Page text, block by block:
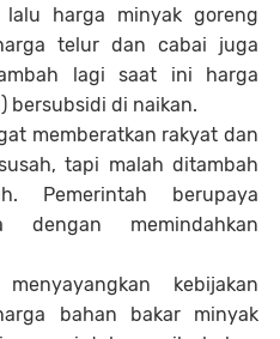
harga minyak goreng
telur dan cabai juga
lagi saat ini harga
bersubsidi di naikan.
memberatkan rakyat dan
tapi malah ditambah
Pemerintah berupaya
dengan memindahkan
kebijakan
bahan bakar minyak